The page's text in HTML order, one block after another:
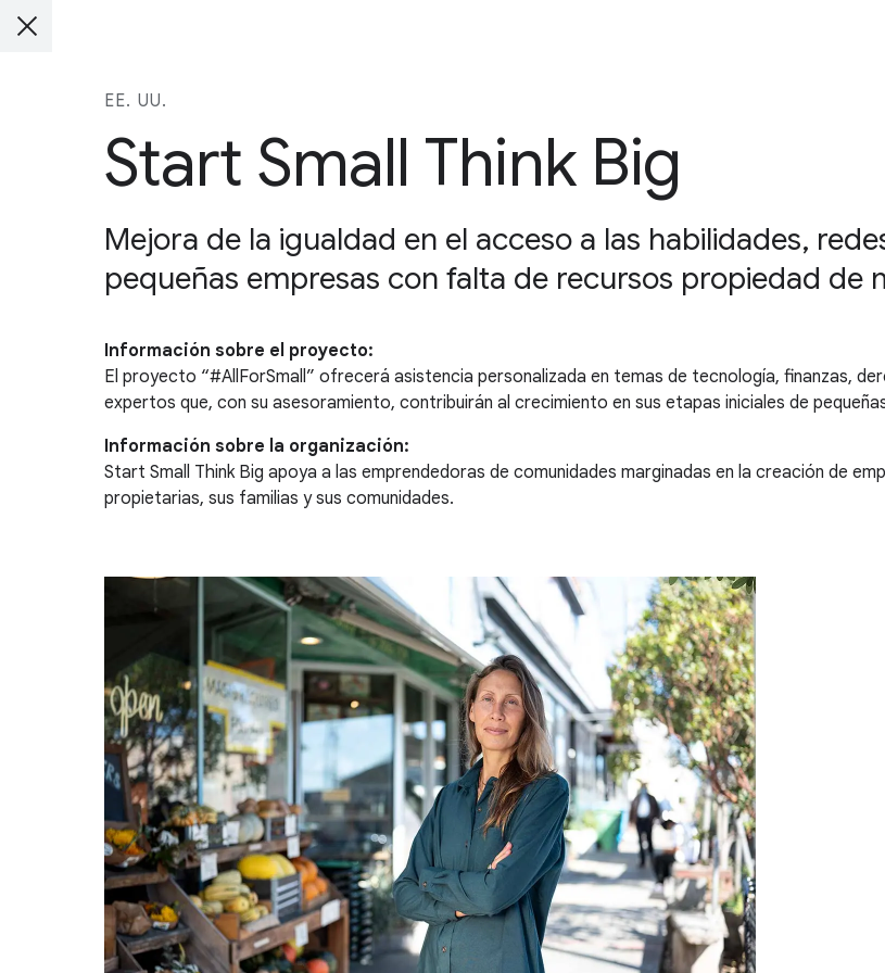
EE. UU.
Start Small Think Big
Mejora de la igualdad en el acceso a las habilidades,
pequeñas empresas con falta de recursos propiedad de
Información sobre el proyecto:
El proyecto “#AllForSmall” ofrecerá asistencia personalizada en temas de tecnología, finanzas,
expertos que, con su asesoramiento, contribuirán al crecimiento en sus etapas iniciales de
Información sobre la organización:
Start Small Think Big apoya a las emprendedoras de comunidades marginadas en la creación de
propietarias, sus familias y sus comunidades.